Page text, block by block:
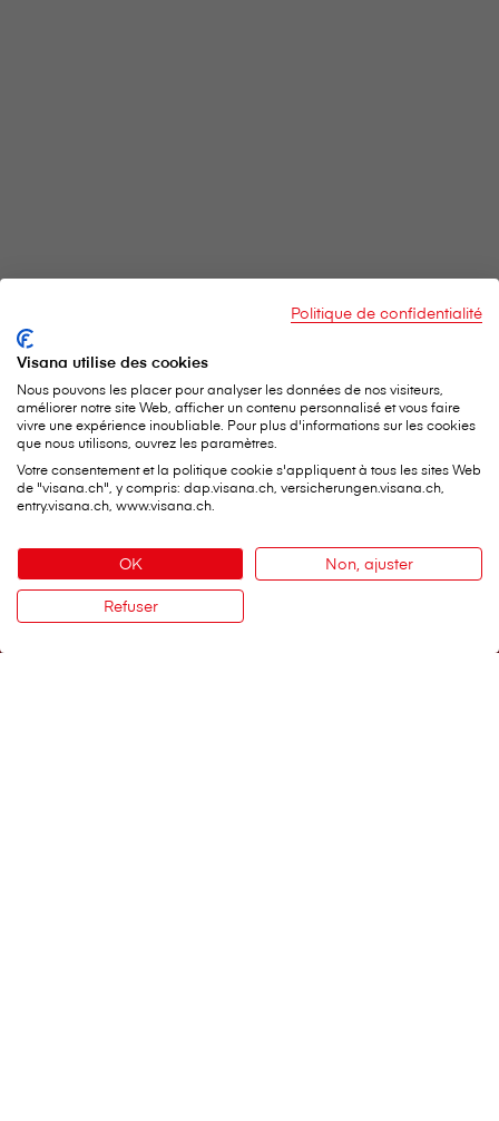
Siège social
Weltpoststrasse 19
Téléphone:0848 849 899
Formulaire de contact
Politique de confidentialité
Visana utilise des cookies
Nous pouvons les placer pour analyser les données de nos visiteurs,
améliorer notre site Web, afficher un contenu personnalisé et vous faire
vivre une expérience inoubliable. Pour plus d'informations sur les cookies
que nous utilisons, ouvrez les paramètres.
Votre consentement et la politique cookie s'appliquent à tous les sites Web
de "visana.ch", y compris: dap.visana.ch, versicherungen.visana.ch,
entry.visana.ch, www.visana.ch.
OK
Non, ajuster
Refuser